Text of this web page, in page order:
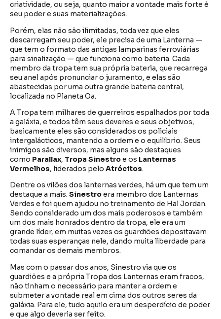
criatividade, ou seja, quanto maior a vontade mais forte é
seu poder e suas materializações.
Porém, elas não são ilimitadas, toda vez que eles
descarregam seu poder, ele precisa de uma Lanterna —
que tem o formato das antigas lamparinas ferroviárias
para sinalização — que funciona como bateria. Cada
membro da tropa tem sua própria bateria, que recarrega
seu anel após pronunciar o juramento, e elas são
abastecidas por uma outra grande bateria central,
localizada no Planeta Oa.
A Tropa tem milhares de guerreiros espalhados por toda
a galáxia, e todos têm seus deveres e seus objetivos,
basicamente eles são considerados os policiais
intergalácticos, mantendo a ordem e o equilíbrio. Seus
inimigos são diversos, mas alguns são destaques
como Parallax, Tropa Sinestroe os Lanternas
Vermelhos, liderados pelo Atrócitos.
Dentre os vilões dos lanternas verdes, há um que tem um
destaque a mais. Sinestroera membro dos Lanternas
Verdes e foi quem ajudou no treinamento de Hal Jordan.
Sendo considerado um dos mais poderosos e também
um dos mais honrados dentro da tropa, ele era um
grande líder, em muitas vezes os guardiões depositavam
todas suas esperanças nele, dando muita liberdade para
comandar os demais membros.
Mas com o passar dos anos, Sinestro via que os
guardiões e a própria Tropa dos Lanternas eram fracos,
não tinham o necessário para manter a ordem e
submeter a vontade real em cima dos outros seres da
galáxia. Para ele, tudo aquilo era um desperdício de poder
e que algo deveria ser feito.